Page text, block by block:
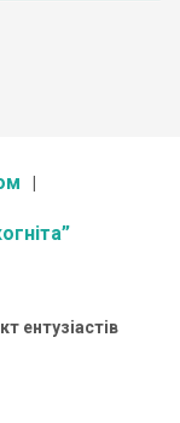
ентузіастів